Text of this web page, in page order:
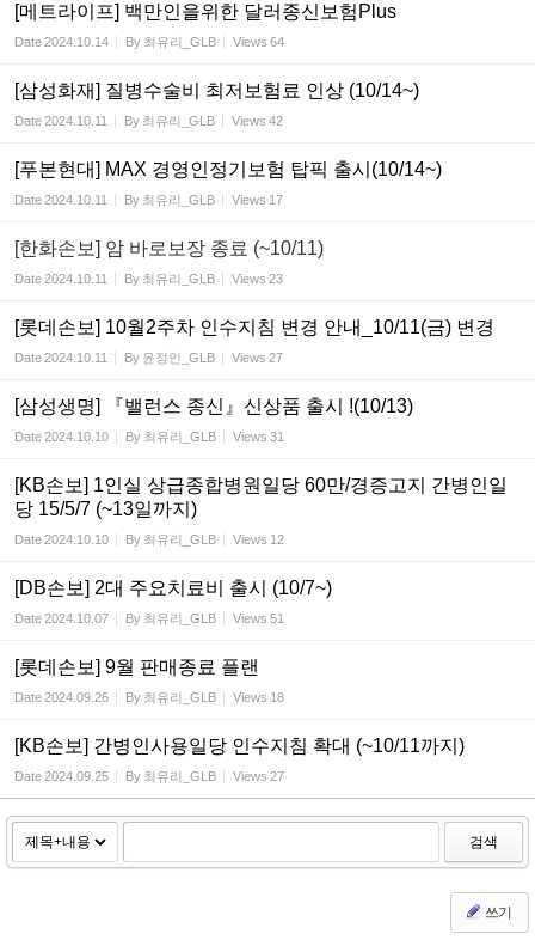
[메트라이프] 백만인을위한 달러종신보험Plus
Date2024.10.14 By 최유리_GLB Views 64
[삼성화재] 질병수술비 최저보험료 인상 (10/14~)
Date2024.10.11 By 최유리_GLB Views 42
[푸본현대] MAX 경영인정기보험 탑픽 출시(10/14~)
Date2024.10.11 By 최유리_GLB Views 17
[한화손보] 암 바로보장 종료 (~10/11)
Date2024.10.11 By 최유리_GLB Views 23
[롯데손보] 10월2주차 인수지침 변경 안내_10/11(금) 변경
Date2024.10.11 By 윤정인_GLB Views 27
[삼성생명] 『밸런스 종신』신상품 출시 !(10/13)
Date2024.10.10 By 최유리_GLB Views 31
[KB손보] 1인실 상급종합병원일당 60만/경증고지 간병인일
당 15/5/7 (~13일까지)
Date2024.10.10 By 최유리_GLB Views 12
[DB손보] 2대 주요치료비 출시 (10/7~)
Date2024.10.07 By 최유리_GLB Views 51
[롯데손보] 9월 판매종료 플랜
Date2024.09.26 By 최유리_GLB Views 18
[KB손보] 간병인사용일당 인수지침 확대 (~10/11까지)
Date2024.09.25 By 최유리_GLB Views 27
검색
쓰기